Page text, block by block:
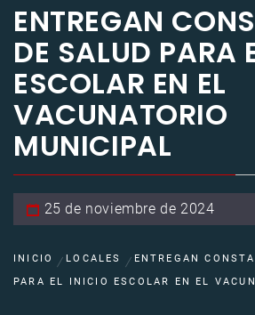
ENTREGAN
DE SALUD PARA
ESCOLAR EN EL
VACUNATORIO
MUNICIPAL
25 de noviembre de 2024
INICIO LOCALES
ENTREGAN
PARA EL INICIO ESCOLAR EN EL